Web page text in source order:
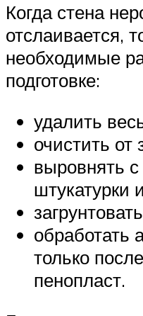
Когда стена
отслаивается,
необходимые
подготовке:
удалить
очистить от
выровнять
штукатурки
обработать
только
пенопласт.